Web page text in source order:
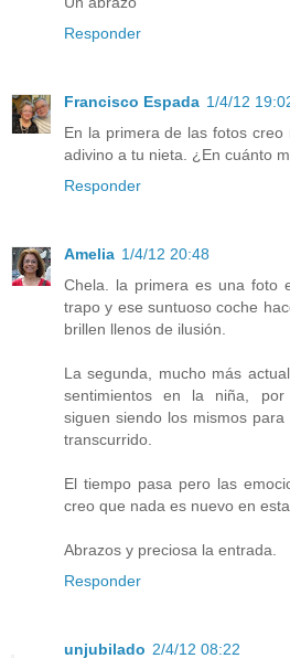
Responder
Francisco Espada 1/4/12
En la primera de las fotos
adivino a tu nieta. ¿En cuánto
Responder
Amelia 1/4/12 20:48
Chela. la primera es una foto
trapo y ese suntuoso coche
brillen llenos de ilusión.
La segunda, mucho más
sentimientos en la niña, por
siguen siendo los mismos
transcurrido.
El tiempo pasa pero las
creo que nada es nuevo en esta
Abrazos y preciosa la entrada.
Responder
unjubilado 2/4/12 08:22